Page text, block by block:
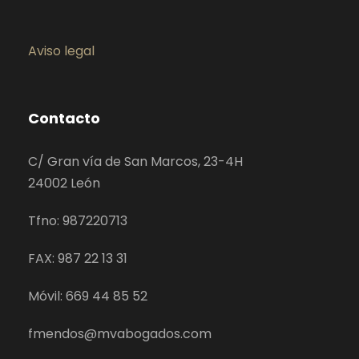
Aviso legal
Contacto
C/ Gran vía de San Marcos, 23-4H
24002 León
Tfno: 987220713
FAX: 987 22 13 31
Móvil: 669 44 85 52
fmendos@mvabogados.com